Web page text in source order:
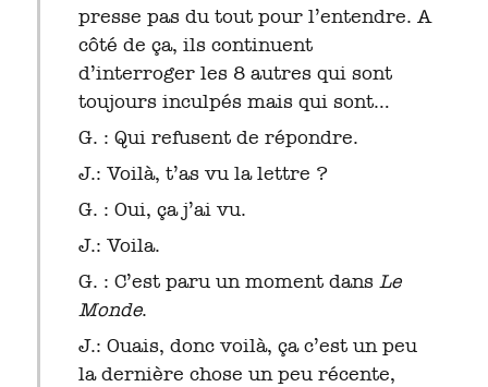
presse pas du tout pour l’entendre. A
côté de ça, ils continuent
d’interroger les 8 autres qui sont
toujours inculpés mais qui sont…
G. : Qui refusent de répondre.
J.: Voilà, t’as vu la lettre ?
G. : Oui, ça j’ai vu.
J.: Voila.
G. : C’est paru un moment dans Le
Monde.
J.: Ouais, donc voilà, ça c’est un peu
la dernière chose un peu récente,